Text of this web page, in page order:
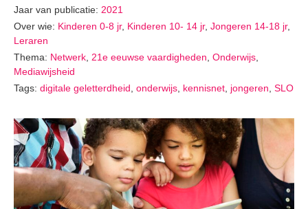
Jaar van publicatie: 2021
Over wie: Kinderen 0-8 jr, Kinderen 10- 14 jr, Jongeren 14-18 jr,
Leraren
Thema: Netwerk, 21e eeuwse vaardigheden, Onderwijs,
Mediawijsheid
Tags: digitale geletterdheid onderwijs kennisnet jongeren SLO